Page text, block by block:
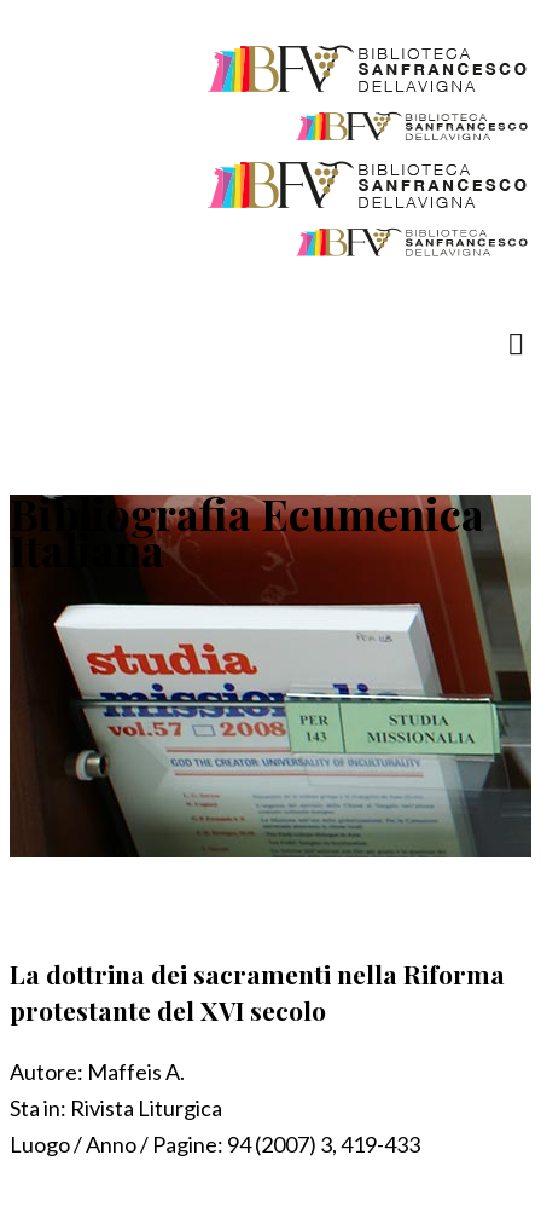
Bibliografia Ecumenica
Italiana
La dottrina dei sacramenti nella Riforma
protestante del XVI secolo
Autore: Maffeis A.
Sta in: Rivista Liturgica
Luogo / Anno / Pagine: 94 (2007) 3, 419-433